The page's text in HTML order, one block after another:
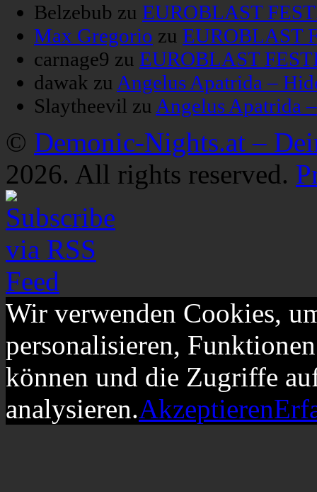
Belzebub zu EUROBLAST
Max Gregorio zu EUROBLAST
carnage9 zu EUROBLAST
dawak zu Angelus Apatrida –
Slaytheevil zu Angelus Apatrida
© Demonic-Nights.at –
2026. All rights reserved.
Wir verwenden Cookies,
personalisieren,
können und die Zugriffe
analysieren.Akzeptieren